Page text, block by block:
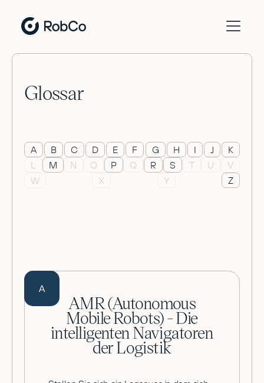
Glossar
A B C D E F G H I J
K
L
M N O P Q R S T U
V
W
X Y Z
A
AMR (Autonomous
Mobile Robots) - Die
intelligenten Navigatoren
der Logistik